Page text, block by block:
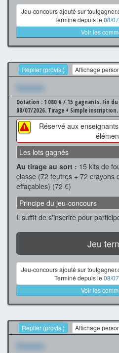
Jeu-concours ajouté sur
Terminé depuis le 08/
Voir les
Replier (provis.) Affichage
Xxxxxxx
Dotation : 1 080 € / 15 gagnants. Fin
08/07/2026. Tirage + Simple inscription.
Réservé aux
Les lots gagnés
Au tirage au sort : 15 kits de
classe (72 feutres + 72 crayons
effaçables) (72 €)
Principe du jeu-concours
Il suffit de s'inscrire pour
Jeu
Jeu-concours ajouté sur
Terminé depuis le 08/
Voir les
Replier (provis.) Affichage
Xxxxxxx